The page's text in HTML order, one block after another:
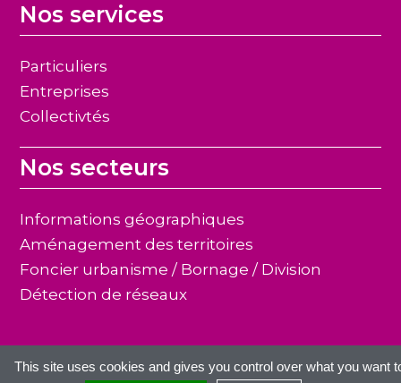
Nos services
Particuliers
Entreprises
Collectivtés
Nos secteurs
Informations géographiques
Aménagement des territoires
Foncier urbanisme / Bornage / Division
Détection de réseaux
© 2017 Axis-Conseils –Mentions légales– Création :
This site uses cookies and gives you control over what you want